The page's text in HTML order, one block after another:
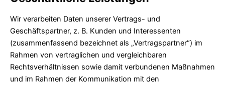
Wir verarbeiten Daten unserer Vertrags- und
Geschäftspartner, z. B. Kunden und Interessenten
(zusammenfassend bezeichnet als „Vertragspartner“) im
Rahmen von vertraglichen und vergleichbaren
Rechtsverhältnissen sowie damit verbundenen Maßnahmen
und im Rahmen der Kommunikation mit den